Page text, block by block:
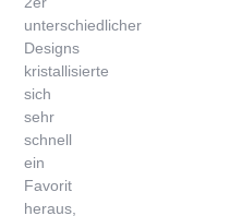
unterschiedlicher
Designs
kristallisierte
sich
sehr
schnell
ein
Favorit
heraus,